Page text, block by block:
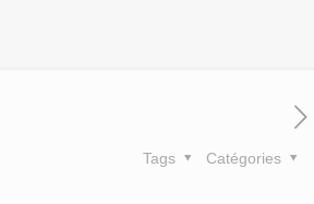
Catégories
Tags